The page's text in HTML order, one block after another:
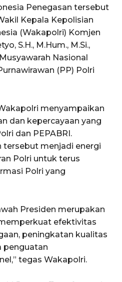
Penegasan tersebut
Kepala Kepolisian
(Wakapolri) Komjen
S.H., M.Hum., M.Si.,
Nasional
(PP) Polri
menyampaikan
dan kepercayaan yang
dan PEPABRI.
tersebut menjadi energi
Polri untuk terus
Polri yang
Presiden merupakan
efektivitas
peningkatan kualitas
penguatan
tegas Wakapolri.